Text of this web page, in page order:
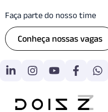
Faça parte do nosso time
Conheça nossas vagas